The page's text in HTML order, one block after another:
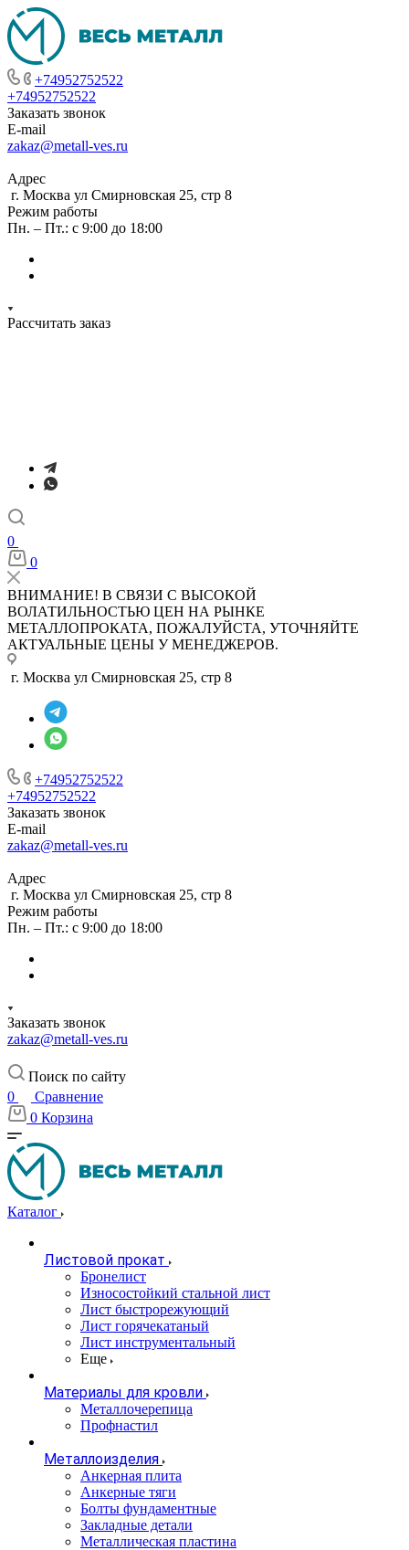
+74952752522
+74952752522
Заказать звонок
E-mail
zakaz@metall-ves.ru
Адрес
г. Москва ул Смирновская 25, стр 8
Режим работы
Пн. – Пт.: с 9:00 до 18:00
Рассчитать заказ
0
0
ВНИМАНИЕ! В СВЯЗИ С ВЫСОКОЙ
ВОЛАТИЛЬНОСТЬЮ ЦЕН НА РЫНКЕ
МЕТАЛЛОПРОКАТА, ПОЖАЛУЙСТА, УТОЧНЯЙТЕ
АКТУАЛЬНЫЕ ЦЕНЫ У МЕНЕДЖЕРОВ.
г. Москва ул Смирновская 25, стр 8
+74952752522
+74952752522
Заказать звонок
E-mail
zakaz@metall-ves.ru
Адрес
г. Москва ул Смирновская 25, стр 8
Режим работы
Пн. – Пт.: с 9:00 до 18:00
Заказать звонок
zakaz@metall-ves.ru
Поиск по сайту
0
Сравнение
0 Корзина
Каталог
Листовой прокат
Бронелист
Износостойкий стальной лист
Лист быстрорежующий
Лист горячекатаный
Лист инструментальный
Еще
Материалы для кровли
Металлочерепица
Профнастил
Металлоизделия
Анкерная плита
Анкерные тяги
Болты фундаментные
Закладные детали
Металлическая пластина